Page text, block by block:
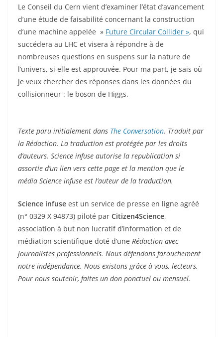
Le Conseil du Cern vient d’examiner l’état d’avancement
d’une étude de faisabilité concernant la construction
d’une machine appelée » Future Circular Collider », qui
succédera au LHC et visera à répondre à de
nombreuses questions en suspens sur la nature de
l’univers, si elle est approuvée. Pour ma part, je sais où
je veux chercher des réponses dans les données du
collisionneur : le boson de Higgs.
Texte paru initialement dans The Conversation. Traduit par
la Rédaction. La traduction est protégée par les droits
d’auteurs. Science infuse autorise la republication si
assortie d’un lien vers cette page et la mention que le
média Science infuse est l’auteur de la traduction.
Science infuse est un service de presse en ligne agréé
(n° 0329 X 94873) piloté par Citizen4Science,
association à but non lucratif d’information et de
médiation scientifique doté d’une Rédaction avec
journalistes professionnels. Nous défendons farouchement
notre indépendance. Nous existons grâce à vous, lecteurs.
Pour nous soutenir, faites un don ponctuel ou mensuel.